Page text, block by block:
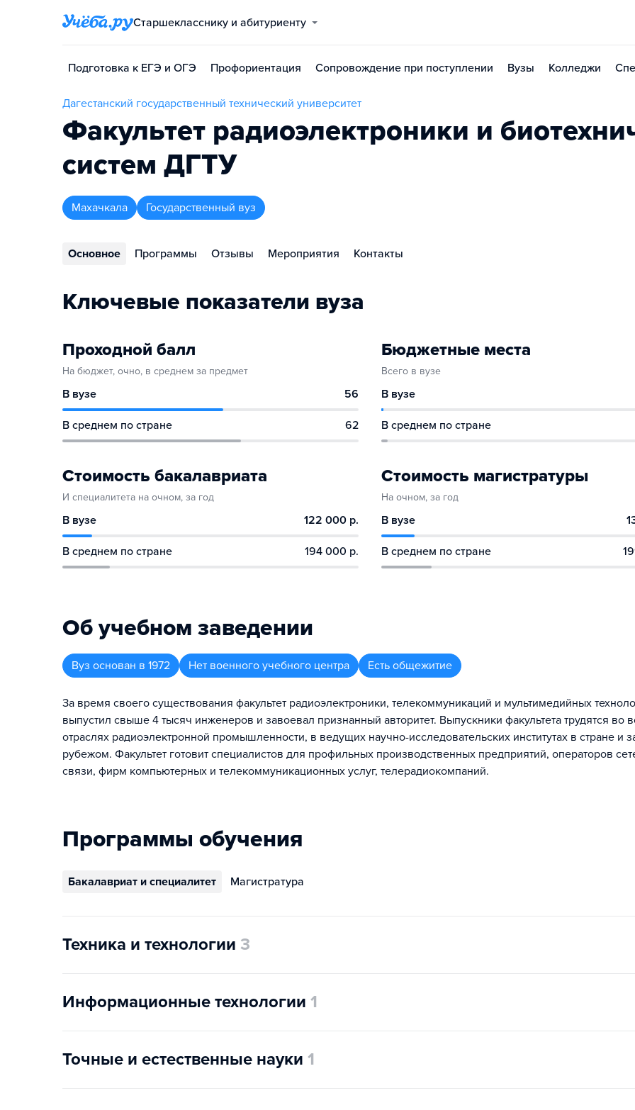
Старшекласснику и абитуриенту
Подготовка к ЕГЭ и ОГЭ Профориентация Сопровождение при поступлении Вузы Колледжи
Дагестанский государственный технический университет
Факультет радиоэлектроники и
систем ДГТУ
Махачкала Государственный вуз
Основное Программы Отзывы Мероприятия Контакты
Ключевые показатели вуза
Проходной балл
На бюджет, очно, в среднем за предмет
В вузе 56
В среднем по стране 62
Бюджетные места
Всего в вузе
В вузе
В среднем по стране
Стоимость бакалавриата
И специалитета на очном, за год
В вузе 122 000 р.
В среднем по стране 194 000 р.
Стоимость магистратуры
На очном, за год
В вузе
В среднем по стране
Об учебном заведении
Вуз основан в 1972 Нет военного учебного центра Есть общежитие
За время своего существования факультет радиоэлектроники, телекоммуникаций и мультимедийных
выпустил свыше 4 тысяч инженеров и завоевал признанный авторитет. Выпускники факультета трудятся во
отраслях радиоэлектронной промышленности, в ведущих научно-исследовательских институтах в стране и
рубежом. Факультет готовит специалистов для профильных производственных предприятий, операторов
связи, фирм компьютерных и телекоммуникационных услуг, телерадиокомпаний.
Программы обучения
Бакалавриат и специалитет Магистратура
Техника и технологии 3
Информационные технологии 1
Точные и естественные науки 1